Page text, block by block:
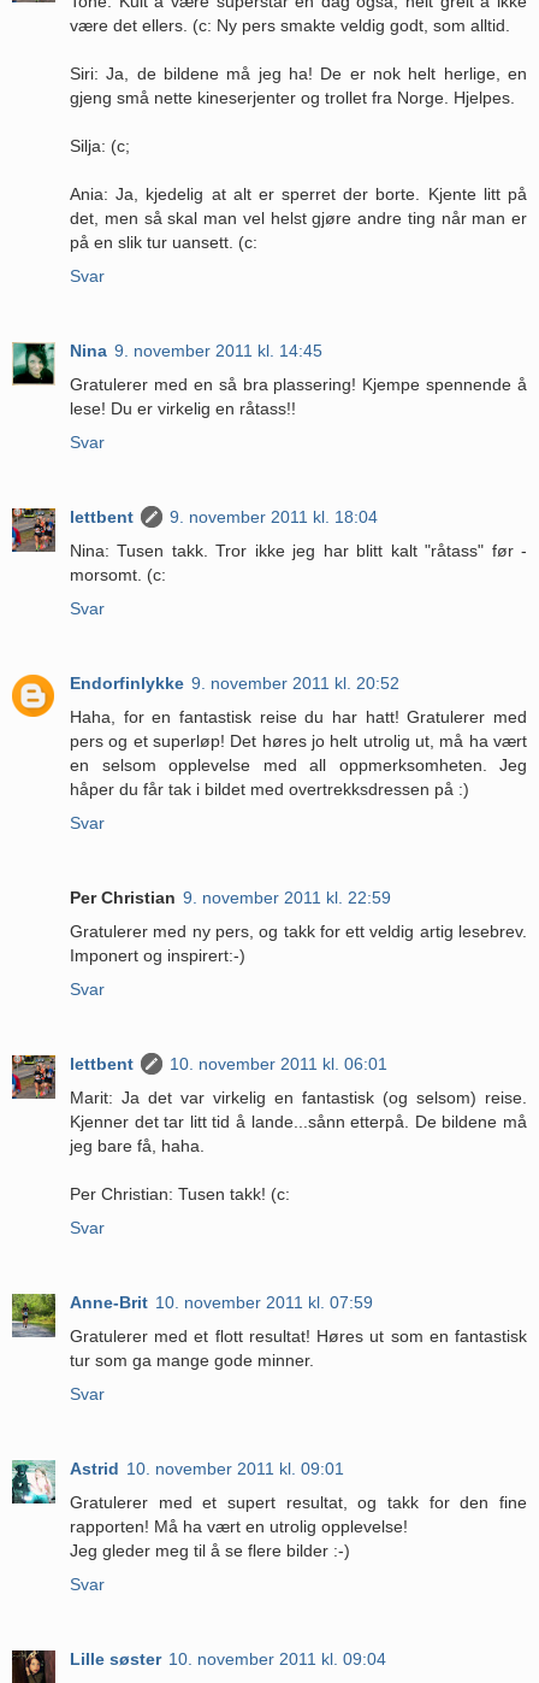
være det ellers. (c: Ny pers smakte veldig godt, som alltid.
Siri: Ja, de bildene må jeg ha! De er nok helt herlige, en
gjeng små nette kineserjenter og trollet fra Norge. Hjelpes.
Silja: (c;
Ania: Ja, kjedelig at alt er sperret der borte. Kjente litt på
det, men så skal man vel helst gjøre andre ting når man er
på en slik tur uansett. (c:
Svar
Nina 9. november 2011 kl. 14:45
Gratulerer med en så bra plassering! Kjempe spennende å
lese! Du er virkelig en råtass!!
Svar
lettbent
9. november 2011 kl. 18:04
Nina: Tusen takk. Tror ikke jeg har blitt kalt "råtass" før -
morsomt. (c:
Svar
Endorfinlykke 9. november 2011 kl. 20:52
Haha, for en fantastisk reise du har hatt! Gratulerer med
pers og et superløp! Det høres jo helt utrolig ut, må ha vært
en selsom opplevelse med all oppmerksomheten. Jeg
håper du får tak i bildet med overtrekksdressen på :)
Svar
Per Christian 9. november 2011 kl. 22:59
Gratulerer med ny pers, og takk for ett veldig artig lesebrev.
Imponert og inspirert:-)
Svar
lettbent
10. november 2011 kl. 06:01
Marit: Ja det var virkelig en fantastisk (og selsom) reise.
Kjenner det tar litt tid å lande...sånn etterpå. De bildene må
jeg bare få, haha.
Per Christian: Tusen takk! (c:
Svar
Anne-Brit 10. november 2011 kl. 07:59
Gratulerer med et flott resultat! Høres ut som en fantastisk
tur som ga mange gode minner.
Svar
Astrid 10. november 2011 kl. 09:01
Gratulerer med et supert resultat, og takk for den fine
rapporten! Må ha vært en utrolig opplevelse!
Jeg gleder meg til å se flere bilder :-)
Svar
Lille søster 10. november 2011 kl. 09:04